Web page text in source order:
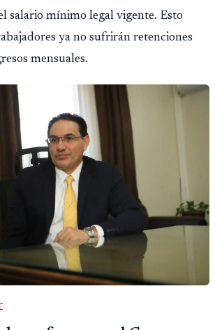
salario mínimo legal vigente. Esto
ya no sufrirán retenciones
mensuales.